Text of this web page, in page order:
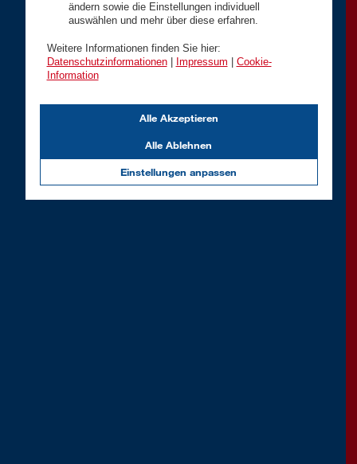
ändern sowie die Einstellungen individuell
auswählen und mehr über diese erfahren.
Weitere Informationen finden Sie hier:
Datenschutzinformationen| Impressum
Cookie-
Information
Einstellungen anpassen
Alle Ablehnen
Alle Akzeptieren